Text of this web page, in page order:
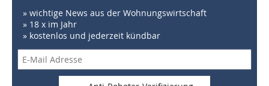
» wichtige News aus der Wohnungswirtschaft
» 18 x im Jahr
» kostenlos und jederzeit kündbar